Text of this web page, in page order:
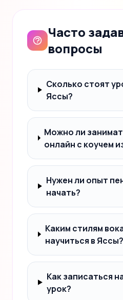
Часто
вопросы
Сколько стоят
Яссы?
Можно ли
онлайн с коучем
Нужен ли опыт
начать?
Каким стилям
научиться в Яссы?
Как записаться
урок?